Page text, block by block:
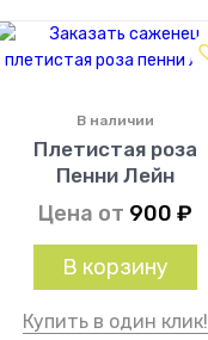
Плетистая роза
Пенни Лейн
В наличии
Цена от 900₽
В корзину
Купить в один клик!